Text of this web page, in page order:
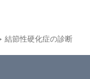
結節性硬化症の診断